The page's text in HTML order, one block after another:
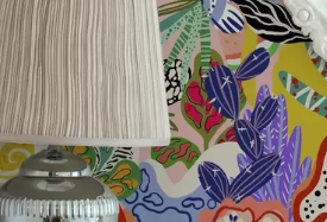
Standard
45 .00 27 € /m²
Premium
56.67 34.00€/m²